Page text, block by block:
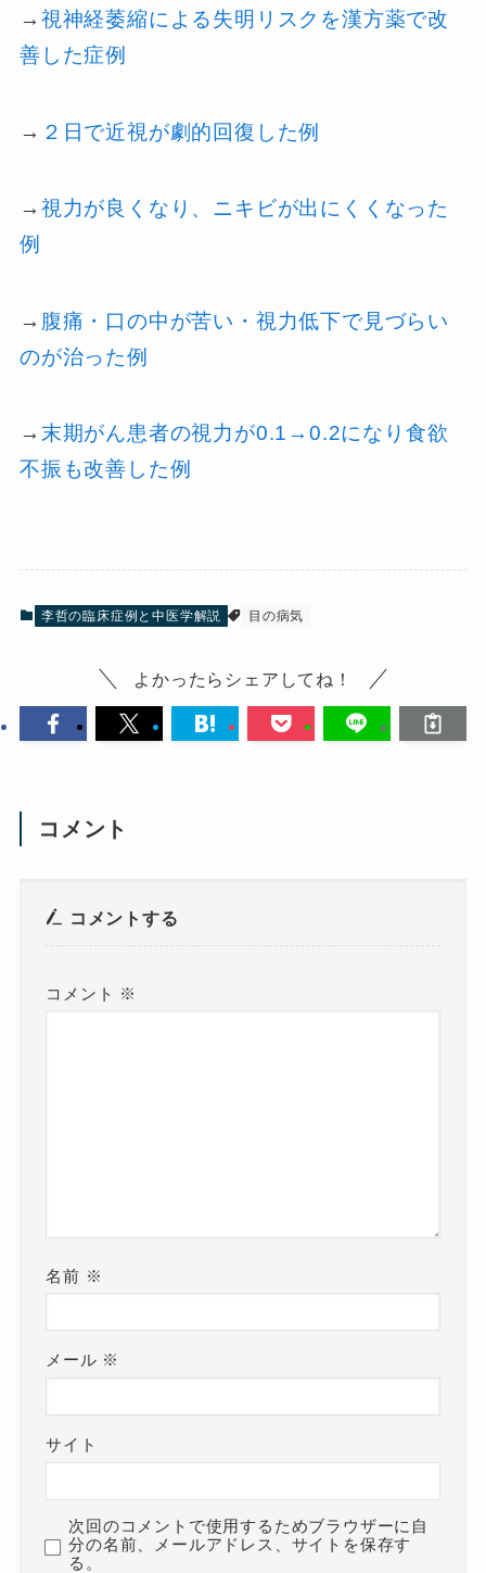
→ 視神経萎縮による失明リスクを漢方薬で改
善した症例
→ ２日で近視が劇的回復した例
→ 視力が良くなり、ニキビが出にくくなった
例
→ 腹痛・口の中が苦い・視力低下で見づらい
のが治った例
→ 末期がん患者の視力が0.1→0.2になり食欲
不振も改善した例
李哲の臨床症例と中医学解説 目の病気
よかったらシェアしてね！
コメント
コメントする
コメント ※
名前 ※
メール ※
サイト
次回のコメントで使用するためブラウザーに自
分の名前、メールアドレス、サイトを保存す
る。